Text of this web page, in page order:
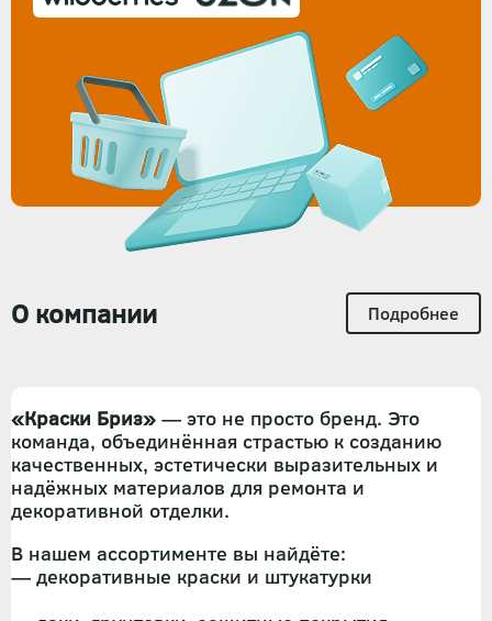
О компании Подробнее
«Краски Бриз» — это не просто бренд. Это
команда, объединённая страстью к созданию
качественных, эстетически выразительных и
надёжных материалов для ремонта и
декоративной отделки.
В нашем ассортименте вы найдёте:
— декоративные краски и штукатурки